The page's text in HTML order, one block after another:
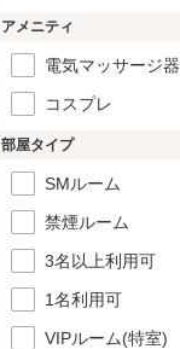
アメニティ
電気マッサージ器
コスプレ
部屋タイプ
SMルーム
禁煙ルーム
3名以上利用可
1名利用可
VIPルーム(特室)